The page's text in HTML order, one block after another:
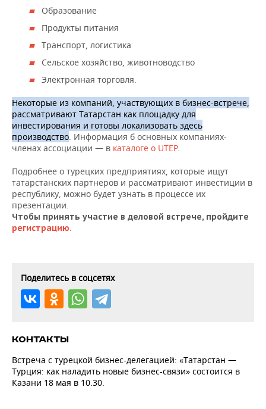
Образование
Продукты питания
Транспорт, логистика
Сельское хозяйство, животноводство
Электронная торговля.
Некоторые из компаний, участвующих в бизнес-встрече,
рассматривают Татарстан как площадку для
инвестирования и готовы локализовать здесь
производство. Информация б основных компаниях-
членах ассоциации — в каталоге о UTEP.
Подробнее о турецких предприятиях, которые ищут
татарстанских партнеров и рассматривают инвестиции в
республику, можно будет узнать в процессе их
презентации.
Чтобы принять участие в деловой встрече, пройдите
регистрацию.
Поделитесь в соцсетях
КОНТАКТЫ
Встреча с турецкой бизнес-делегацией: «Татарстан —
Турция: как наладить новые бизнес-связи» состоится в
Казани 18 мая в 10.30.